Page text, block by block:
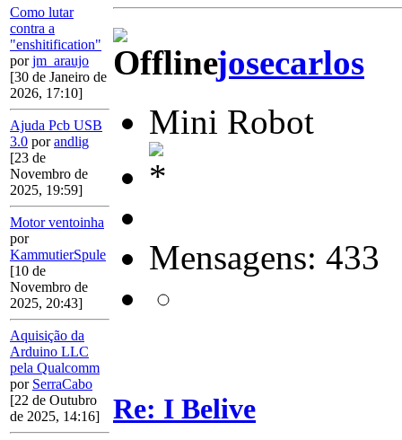
Como lutar
contra a
"enshitification"
porjm_araujo
[30 de Janeiro de
2026, 17:10]
Ajuda Pcb USB
3.0 porandlig
[23 de
Novembro de
2025, 19:59]
Motor ventoinha
por
KammutierSpule
[10 de
Novembro de
2025, 20:43]
Aquisição da
Arduino LLC
pela Qualcomm
por SerraCabo
[22 de Outubro
de 2025, 14:16]
josecarlos
Mini Robot
Mensagens: 433
Re: I Belive